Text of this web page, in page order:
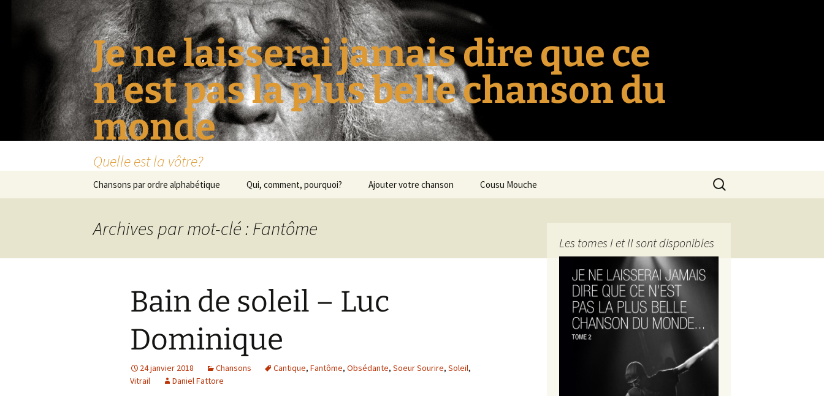
Je ne laisserai jamais dire que ce
n'est pas la plus belle chanson du
monde
Quelle est la vôtre?
Chansons par ordre alphabétique Qui, comment, pourquoi? Ajouter votre chanson Cousu Mouche
Rechercher :
Archives par mot-clé : Fantôme
Bain de soleil – Luc
Dominique
24 janvier 2018 Chansons Cantique, Fantôme, Obsédante, Soeur Sourire, Soleil,
Vitrail
Daniel Fattore
Les tomes I et II sont disponibles